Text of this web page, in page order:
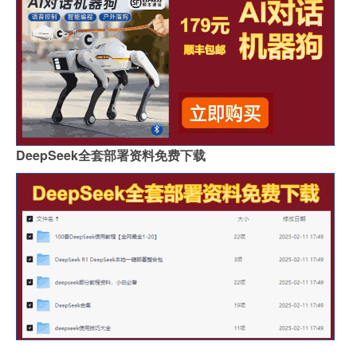
DeepSeek全套部署资料免费下载